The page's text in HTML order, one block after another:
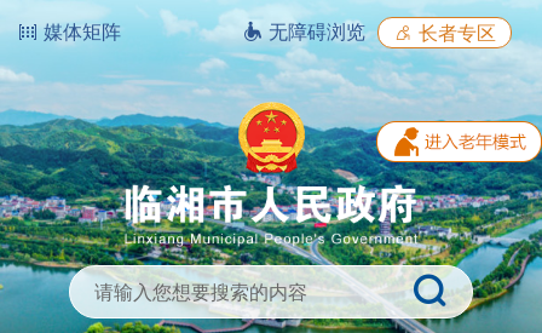
媒体矩阵 无障碍浏览 长者专区